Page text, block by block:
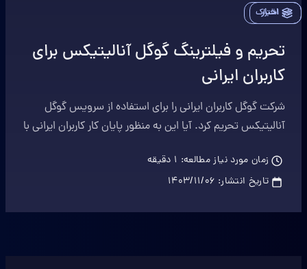
اخبار
اشتراک
تحریم و فیلترینگ گوگل آنالیتیکس برای
کاربران ایرانی
شرکت گوگل کاربران ایرانی را برای استفاده از سرویس گوگل
آنالیتیکس تحریم کرد. آیا این به منظور پایان کار کاربران ایرانی با
زمان مورد نیاز مطالعه: 1 دقیقه
تاریخ انتشار: ۱۴۰۳/۱۱/۰۶